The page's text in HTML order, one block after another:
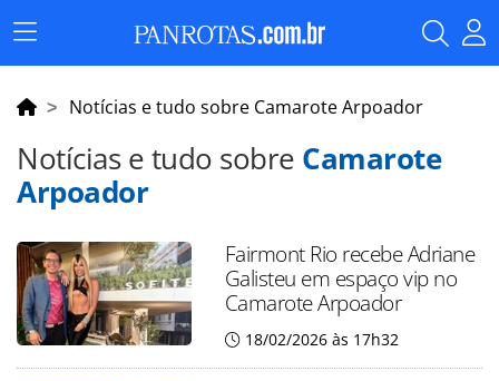
Menu
Principal
Notícias e tudo sobre Camarote Arpoador
Notícias e tudo sobre Camarote
Arpoador
Fairmont Rio recebe Adriane
Galisteu em espaço vip no
Camarote Arpoador
18/02/2026 às 17h32